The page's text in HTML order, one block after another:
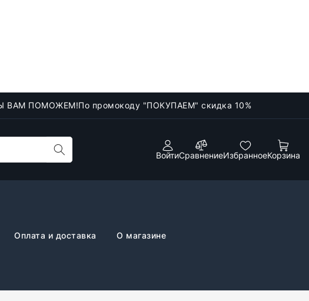
ВАМ ПОМОЖЕМ!По промокоду "ПОКУПАЕМ" скидка 10%
ВойтиСравнениеИзбранноеКорзина
Оплата и доставка О магазине